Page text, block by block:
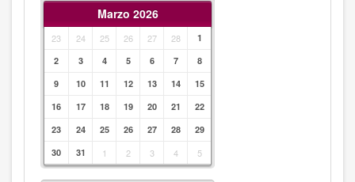
Marzo 2026
23 24 25 26 27 28
1
2
3 4 5 6 7
8
9
10 11 12 13 14
15
16
17 18 19 20 21
22
23
24 25 26 27 28
29
30
31 1 2 3 4 5